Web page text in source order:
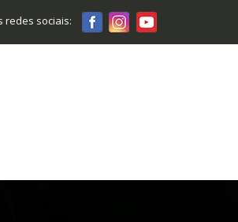
redes sociais: